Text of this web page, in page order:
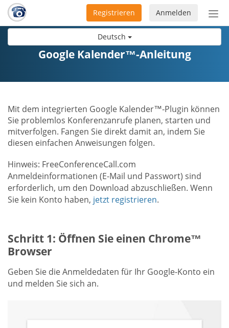
Deutsch
Anmelden
Registrieren
Google Kalender™-Anleitung
Mit dem integrierten Google Kalender™-Plugin können
Sie problemlos Konferenzanrufe planen, starten und
mitverfolgen. Fangen Sie direkt damit an, indem Sie
diesen einfachen Anweisungen folgen.
Hinweis: FreeConferenceCall.com
Anmeldeinformationen (E-Mail und Passwort) sind
erforderlich, um den Download abzuschließen. Wenn
Sie kein Konto haben, jetzt registrieren.
Schritt 1: Öffnen Sie einen Chrome™
Browser
Geben Sie die Anmeldedaten für Ihr Google-Konto ein
und melden Sie sich an.